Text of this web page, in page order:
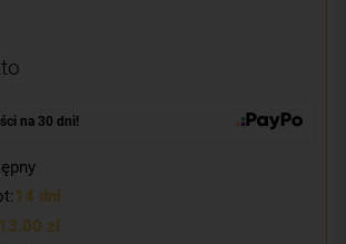
na 30 dni!
14 dni
zł